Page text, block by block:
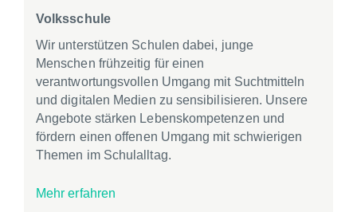
Volksschule
Wir unterstützen Schulen dabei, junge
Menschen frühzeitig für einen
verantwortungsvollen Umgang mit Suchtmitteln
und digitalen Medien zu sensibilisieren. Unsere
Angebote stärken Lebenskompetenzen und
fördern einen offenen Umgang mit schwierigen
Themen im Schulalltag.
Mehr erfahren